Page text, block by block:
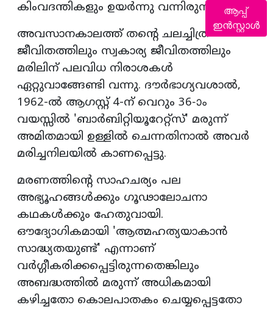
കിംവദന്തികളും ഉയര്‍ന്നു വന്നിരുന്നു.
അവസാനകാലത്ത് തന്റെ ചലച്ചിത്ര
ജീവിതത്തിലും സ്വകാര്യ ജീവിതത്തിലും
മരിലിന് പലവിധ നിരാശകള്‍
ഏറ്റുവാങ്ങേണ്ടി വന്നു. ദൗര്‍ഭാഗ്യവശാല്‍,
1962-ല്‍ ആഗസ്റ്റ് 4-ന് വെറും 36-ാം
വയസ്സില്‍ 'ബാര്‍ബിറ്റിയൂറേറ്റ്‌സ്' മരുന്ന്
അമിതമായി ഉള്ളില്‍ ചെന്നതിനാല്‍ അവര്‍
മരിച്ചനിലയില്‍ കാണപ്പെട്ടു.
മരണത്തിന്റെ സാഹചര്യം പല
അഭ്യൂഹങ്ങള്‍ക്കും ഗൂഢാലോചനാ
കഥകള്‍ക്കും ഹേതുവായി.
ഔദ്യോഗികമായി 'ആത്മഹത്യയാകാന്‍
സാദ്ധ്യതയുണ്ട്' എന്നാണ്
വര്‍ഗ്ഗീകരിക്കപ്പെട്ടിരുന്നതെങ്കിലും
അബദ്ധത്തില്‍ മരുന്ന് അധികമായി
കഴിച്ചതോ കൊലപാതകം ചെയ്യപ്പെട്ടതോ
ആപ്പ്
ഇൻസ്റ്റാൾ